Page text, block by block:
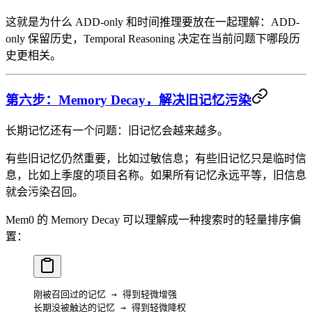
这就是为什么 ADD-only 和时间推理要放在一起理解：ADD-
only 保留历史，Temporal Reasoning 决定在当前问题下哪段历
史更相关。
第六步：Memory Decay，解决旧记忆污染
长期记忆还有一个问题：旧记忆会越来越多。
有些旧记忆仍然重要，比如过敏信息；有些旧记忆只是临时信
息，比如上季度的项目名称。如果所有记忆永远平等，旧信息
就会污染召回。
Mem0 的 Memory Decay 可以理解成一种搜索时的轻量排序偏
置：
刚被召回过的记忆 → 得到轻微增强
长期没被触达的记忆 → 得到轻微降权